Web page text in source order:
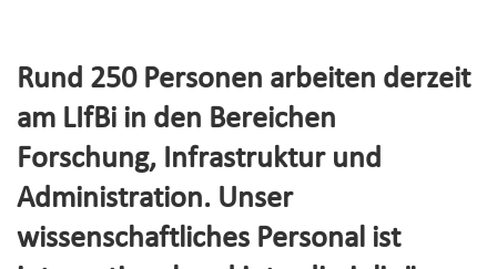
Rund 250 Personen arbeiten derzeit
am LIfBi in den Bereichen
Forschung, Infrastruktur und
Administration. Unser
wissenschaftliches Personal ist